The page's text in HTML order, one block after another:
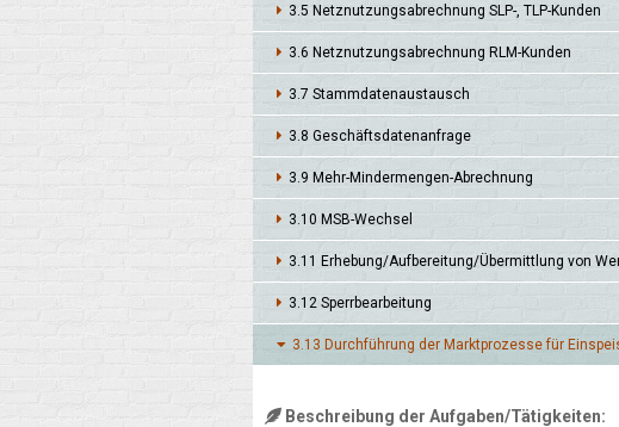
3.5 Netz­nutzungs­abrech­nung SLP-, TLP-Kun­den
3.6 Netznut­zungs­abrech­nung RLM-Kunden
3.7 Stamm­daten­austausch
3.8 Geschäfts­daten­anfrage
3.9 Mehr-Minder­mengen-Abrechnung
3.10 MSB-Wech­sel
3.11 Erhe­bung/Auf­berei­tung/Über­mitt­lung von
3.12 Sperr­bearbei­tung
3.13 Durch­führung der Markt­prozesse für
Beschreibung der Aufgaben/Tätigkeiten: